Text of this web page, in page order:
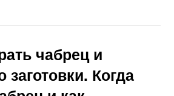
чабрец и
заготовки. Когда